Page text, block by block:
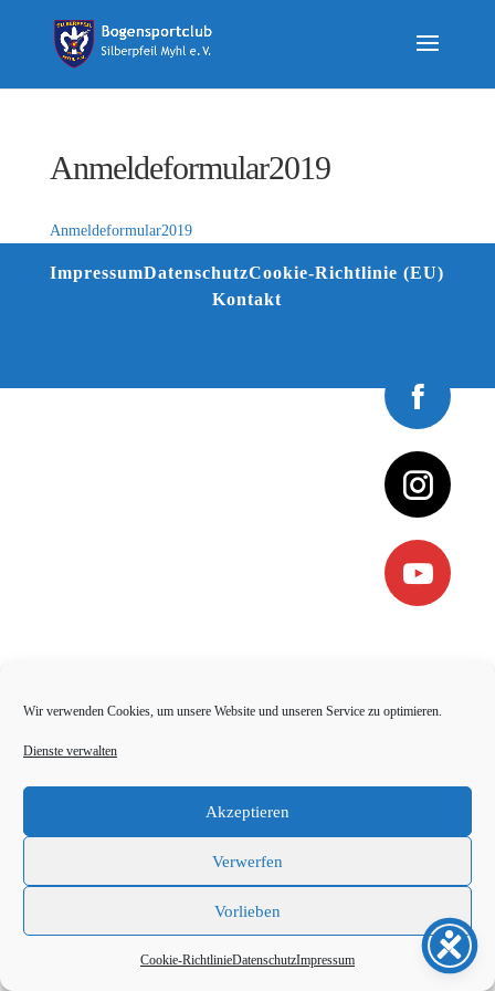
Wir verwenden Cookies, um unsere Website und unseren Service zu optimieren.
Dienste verwalten
Akzeptieren
Verwerfen
Vorlieben
Cookie-RichtlinieDatenschutzImpressum
Anmeldeformular2019
Anmeldeformular2019
ImpressumDatenschutzCookie-Richtlinie (EU)
Kontakt